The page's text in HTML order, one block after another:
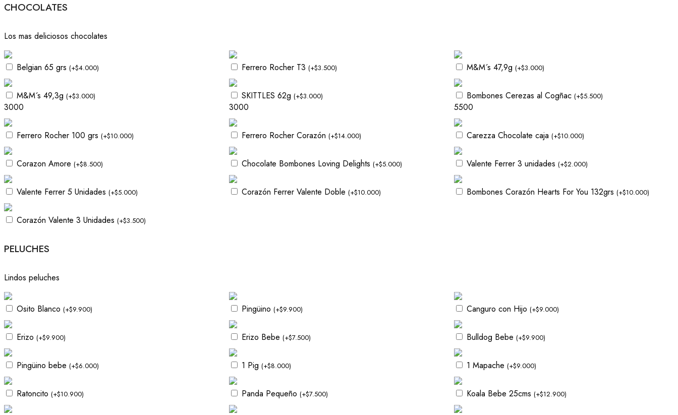
CHOCOLATES
Los mas deliciosos chocolates
Belgian 65 grs (+$4.000) Ferrero Rocher T3 (+$3.500) M&M´s 47,9g (+$3.000)
M&M´s 49,3g (+$3.000)
3000
SKITTLES 62g (+$3.000)
3000
Bombones Cerezas al Cogñac (+$5.500)
5500
Ferrero Rocher 100 grs (+$10.000) Ferrero Rocher Corazón (+$14.000) Carezza Chocolate caja (+$10.000)
Corazon Amore (+$8.500) Chocolate Bombones Loving Delights (+$5.000) Valente Ferrer 3 unidades (+$2.000)
Valente Ferrer 5 Unidades (+$5.000) Corazón Ferrer Valente Doble (+$10.000) Bombones Corazón Hearts For You 132grs (+$10.000)
Corazón Valente 3 Unidades (+$3.500)
PELUCHES
Lindos peluches
Osito Blanco (+$9.900) Pingüino (+$9.900) Canguro con Hijo (+$9.000)
Erizo (+$9.900) Erizo Bebe (+$7.500) Bulldog Bebe (+$9.900)
Pingüino bebe (+$6.000) 1 Pig (+$8.000) 1 Mapache (+$9.000)
Ratoncito (+$10.900) Panda Pequeño (+$7.500) Koala Bebe 25cms (+$12.900)